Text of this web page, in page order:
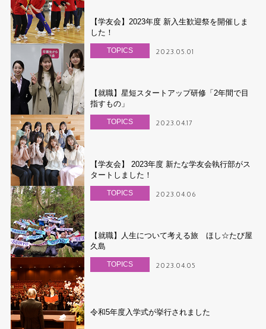
【学友会】2023年度 新入生歓迎祭を開催しま
した！
TOPICS 2023.05.01
【就職】星短スタートアップ研修「2年間で目
指すもの」
TOPICS 2023.04.17
【学友会】 2023年度 新たな学友会執行部がス
タートしました！
TOPICS 2023.04.06
【就職】人生について考える旅 ほし☆たび屋
久島
TOPICS 2023.04.05
令和5年度入学式が挙行されました